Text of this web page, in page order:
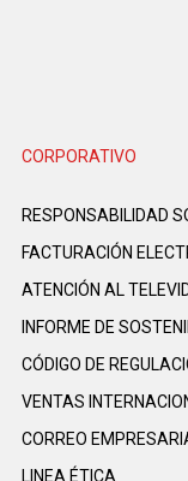
CORPORATIVO
RESPONSABILIDAD
FACTURACIÓN
ATENCIÓN AL
INFORME DE
CÓDIGO DE
VENTAS
CORREO
LINEA ÉTICA